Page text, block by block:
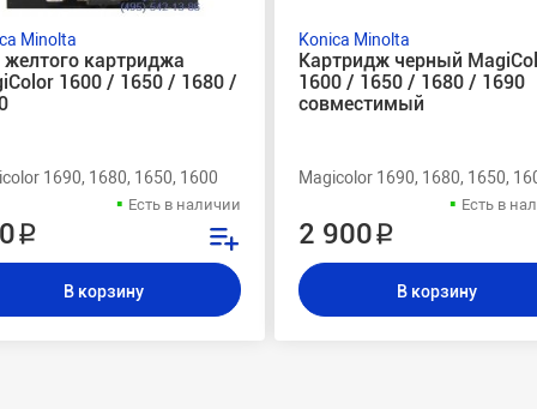
Minolta
картриджа
1600 / 1650 / 1680 /
1690, 1680, 1650, 1600
Есть в наличии
₽
В корзину
Konica Minolta
Картридж черный
1600 / 1650 / 1680 / 1690
совместимый
Magicolor 1690, 1680, 1650,
Есть в
2 900 ₽
В корзину